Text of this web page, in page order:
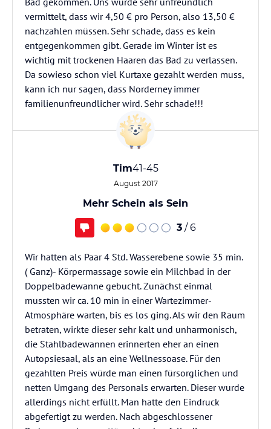
vermittelt, dass wir 4,50 € pro Person, also 13,50 €
nachzahlen müssen. Sehr schade, dass es kein
entgegenkommen gibt. Gerade im Winter ist es
wichtig mit trockenen Haaren das Bad zu verlassen.
Da sowieso schon viel Kurtaxe gezahlt werden muss,
kann ich nur sagen, dass Norderney immer
familienunfreundlicher wird. Sehr schade!!!
Tim41-45
August 2017
Mehr Schein als Sein
3 / 6
Wir hatten als Paar 4 Std. Wasserebene sowie 35 min.
( Ganz)- Körpermassage sowie ein Milchbad in der
Doppelbadewanne gebucht. Zunächst einmal
mussten wir ca. 10 min in einer Wartezimmer-
Atmosphäre warten, bis es los ging. Als wir den Raum
betraten, wirkte dieser sehr kalt und unharmonisch,
die Stahlbadewannen erinnerten eher an einen
Autopsiesaal, als an eine Wellnessoase. Für den
gezahlten Preis würde man einen fürsorglichen und
netten Umgang des Personals erwarten. Dieser wurde
allerdings nicht erfüllt. Man hatte den Eindruck
abgefertigt zu werden. Nach abgeschlossener